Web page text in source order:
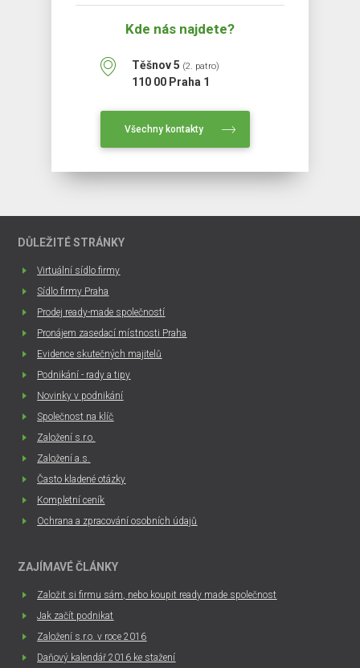
Kde nás najdete?
Těšnov 5 (2. patro)
110 00 Praha 1
Všechny kontakty
DŮLEŽITÉ STRÁNKY
Virtuální sídlo firmy
Sídlo firmy Praha
Prodej ready-made společností
Pronájem zasedací místnosti Praha
Evidence skutečných majitelů
Podnikání - rady a tipy
Novinky v podnikání
Společnost na klíč
Založení s.r.o.
Založení a.s.
Často kladené otázky
Kompletní ceník
Ochrana a zpracování osobních údajů
ZAJÍMAVÉ ČLÁNKY
Založit si firmu sám, nebo koupit ready made společnost
Jak začít podnikat
Založení s.r.o. v roce 2016
Daňový kalendář 2016 ke stažení